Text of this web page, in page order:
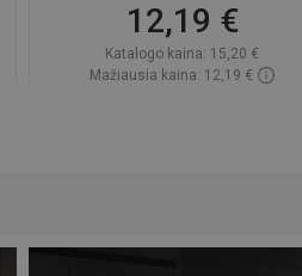
12,19 €
Katalogo kaina: 15,20 €
Mažiausia kaina: 12,19 €